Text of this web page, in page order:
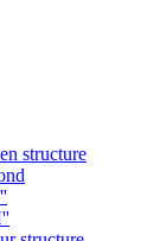
structure